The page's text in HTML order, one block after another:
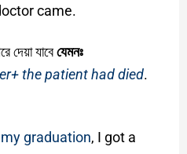
came.
দেয়া যাবেযেমনঃ
the patient had died.
graduation, I got a